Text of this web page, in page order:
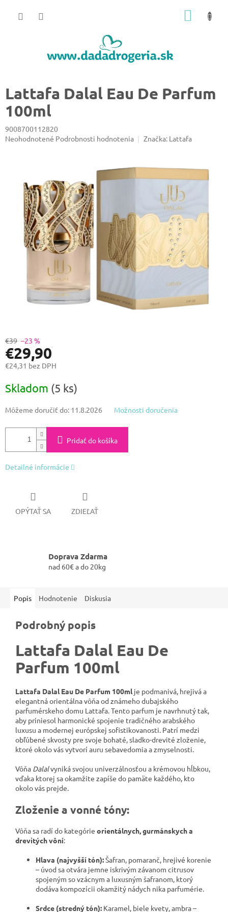
Lattafa Dalal Eau De Parfum
100ml
9008700112820
Priemerné
hviezdičiek.
Neohodnotené Podrobnosti hodnotenia Značka: Lattafa
€39 –23 %
€29,90
€24,31 bez DPH
cena:
Skladom (5 ks)
Môžeme doručiť do: 11.8.2026 Možnosti doručenia
Pridať do košíka
Detailné informácie
OPÝTAŤ SA ZDIEĽAŤ
Doprava Zdarma
nad 60€ a do 20kg
Popis Hodnotenie Diskusia
Podrobný popis
Lattafa Dalal Eau De
Parfum 100ml
Lattafa Dalal Eau De Parfum 100mlje podmanivá, hrejivá a
elegantná orientálna vôňa od známeho dubajského
parfumérskeho domu Lattafa. Tento parfum je navrhnutý tak,
aby priniesol harmonické spojenie tradičného arabského
luxusu a modernej európskej sofistikovanosti. Patrí medzi
obľúbené skvosty pre svoje bohaté, sladko-drevité zloženie,
ktoré okolo vás vytvorí auru sebavedomia a zmyselnosti.
Vôňa Dalalvyniká svojou univerzálnosťou a krémovou hĺbkou,
vďaka ktorej sa okamžite zapíše do pamäte každého, kto
okolo vás prejde.
Zloženie a vonné tóny:
Vôňa sa radí do kategórie orientálnych, gurmánskych a
drevitých vôní:
Hlava (najvyšší tón):Šafran, pomaranč, hrejivé korenie
– úvod sa otvára jemne iskrivým závanom citrusov
spojeným so vzácnym a luxusným šafranom, ktorý
dodáva kompozícii okamžitý nádych nika parfumérie.
Srdce (stredný tón): Karamel, biele kvety, ambra –